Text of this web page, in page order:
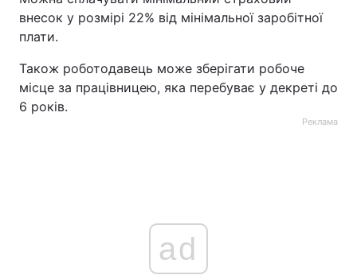
внесок у розмірі 22% від мінімальної заробітної
плати.
Також роботодавець може зберігати робоче
місце за працівницею, яка перебуває у декреті до
6 років.
Реклама
ad